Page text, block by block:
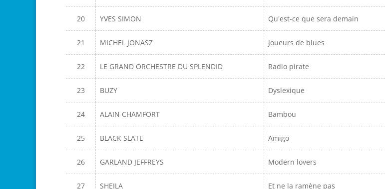
20 YVES SIMON Qu'est-ce que sera demain
21 MICHEL JONASZ Joueurs de blues
22 LE GRAND ORCHESTRE DU SPLENDID Radio pirate
23 BUZY Dyslexique
24 ALAIN CHAMFORT Bambou
25 BLACK SLATE Amigo
26 GARLAND JEFFREYS Modern lovers
27 SHEILA Et ne la ramène pas